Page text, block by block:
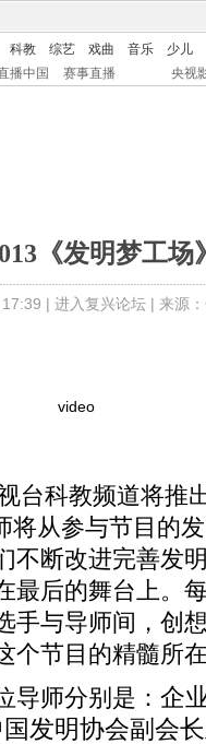
科教 综艺 戏曲 音乐
少儿
播中国 赛事直播 央视
《发明梦工
| 进入复兴论坛| 来源：
video
科教频道将推
将从参与节目的
不断改进完善发
最后的舞台上。
手与导师间，创
个节目的精髓所
师分别是： 企
发明协会副会